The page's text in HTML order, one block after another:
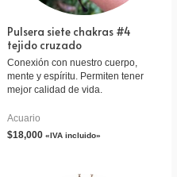
Pulsera siete chakras #4
tejido cruzado
Conexión con nuestro cuerpo,
mente y espíritu. Permiten tener
mejor calidad de vida.
Acuario
$18,000 «IVA incluido»